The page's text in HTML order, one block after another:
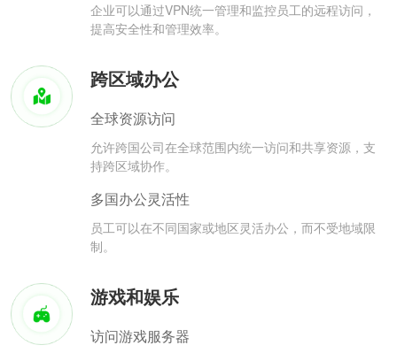
企业可以通过VPN统一管理和监控员工的远程访问，
提高安全性和管理效率。
跨区域办公
全球资源访问
允许跨国公司在全球范围内统一访问和共享资源，支
持跨区域协作。
多国办公灵活性
员工可以在不同国家或地区灵活办公，而不受地域限
制。
游戏和娱乐
访问游戏服务器